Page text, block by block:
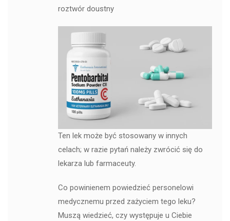
roztwór doustny
Ten lek może być stosowany w innych
celach; w razie pytań należy zwrócić się do
lekarza lub farmaceuty.
Co powinienem powiedzieć personelowi
medycznemu przed zażyciem tego leku?
Muszą wiedzieć, czy występuje u Ciebie